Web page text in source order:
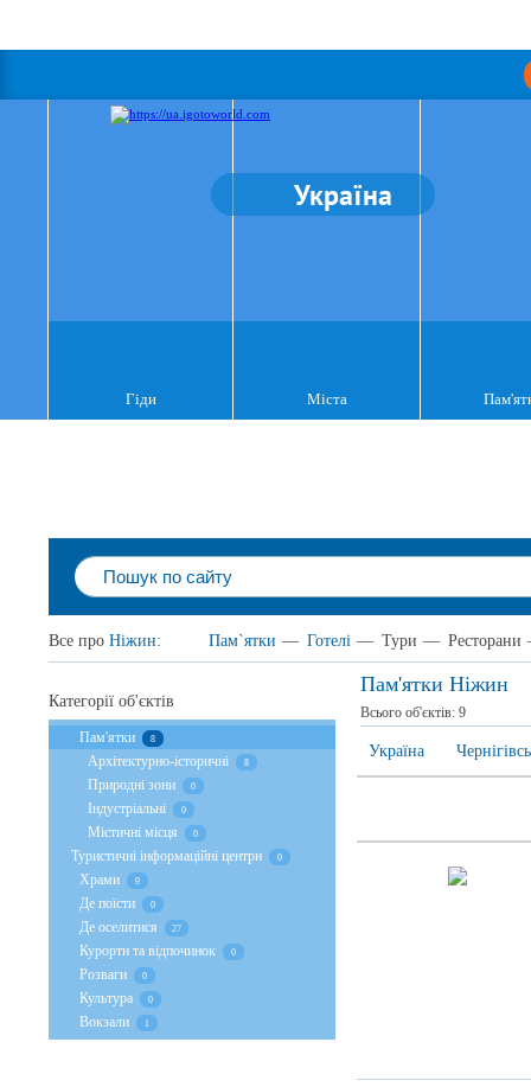
Україна
Гіди Міста
Все про Ніжин: Пам`ятки — Готелі — Тури — Ресторани
Пам'ятки Ніжин
Всього об'єктів: 9
Україна
Категорії об'єктів
Пам'ятки 8
Архітектурно-історичні 8
Природні зони 0
Індустріальні 0
Містичні місця 0
Туристичні інформаційні центри 0
Храми 9
Де поїсти 0
Де оселитися 27
Курорти та відпочинок 0
Розваги 0
Культура 0
Вокзали 1